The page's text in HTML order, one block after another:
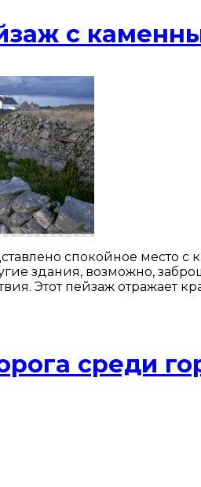
с
спокойное место
здания, возможно,
Этот пейзаж отражает
среди